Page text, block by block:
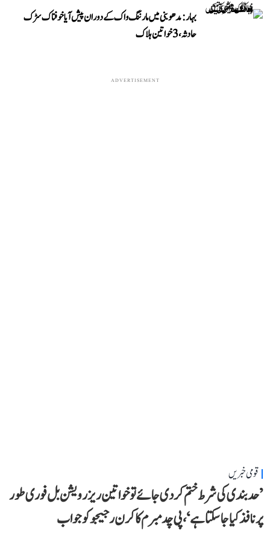
بہار: مدھوبنی میں مارننگ واک کے دوران پیش آیا خوفناک سڑک
حادثہ، 3 خواتین ہلاک
ADVERTISEMENT
قومی خبریں
’حد بندی کی شرط ختم کر دی جائے تو خواتین ریزرویشن بل فوری طور
پر نافذ کیا جا سکتا ہے‘، پی چدمبرم کا کرن رجیجو کو جواب